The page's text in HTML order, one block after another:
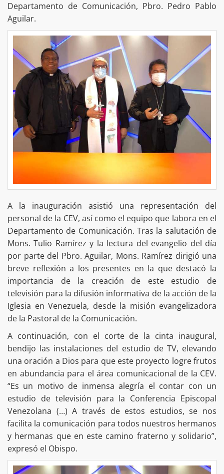
Departamento de Comunicación, Pbro. Pedro Pablo
Aguilar.
A la inauguración asistió una representación del
personal de la CEV, así como el equipo que labora en el
Departamento de Comunicación. Tras la salutación de
Mons. Tulio Ramírez y la lectura del evangelio del día
por parte del Pbro. Aguilar, Mons. Ramírez dirigió una
breve reflexión a los presentes en la que destacó la
importancia de la creación de este estudio de
televisión para la difusión informativa de la acción de la
Iglesia en Venezuela, desde la misión evangelizadora
de la Pastoral de la Comunicación.
A continuación, con el corte de la cinta inaugural,
bendijo las instalaciones del estudio de TV, elevando
una oración a Dios para que este proyecto logre frutos
en abundancia para el área comunicacional de la CEV.
“Es un motivo de inmensa alegría el contar con un
estudio de televisión para la Conferencia Episcopal
Venezolana (…) A través de estos estudios, se nos
facilita la comunicación para todos nuestros hermanos
y hermanas que en este camino fraterno y solidario”,
expresó el Obispo.